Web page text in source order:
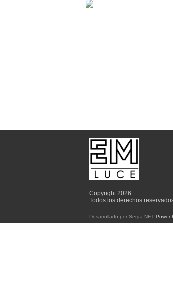
Copyright 2026
Todos los derechos
Desarrollado por Serga.NET Power